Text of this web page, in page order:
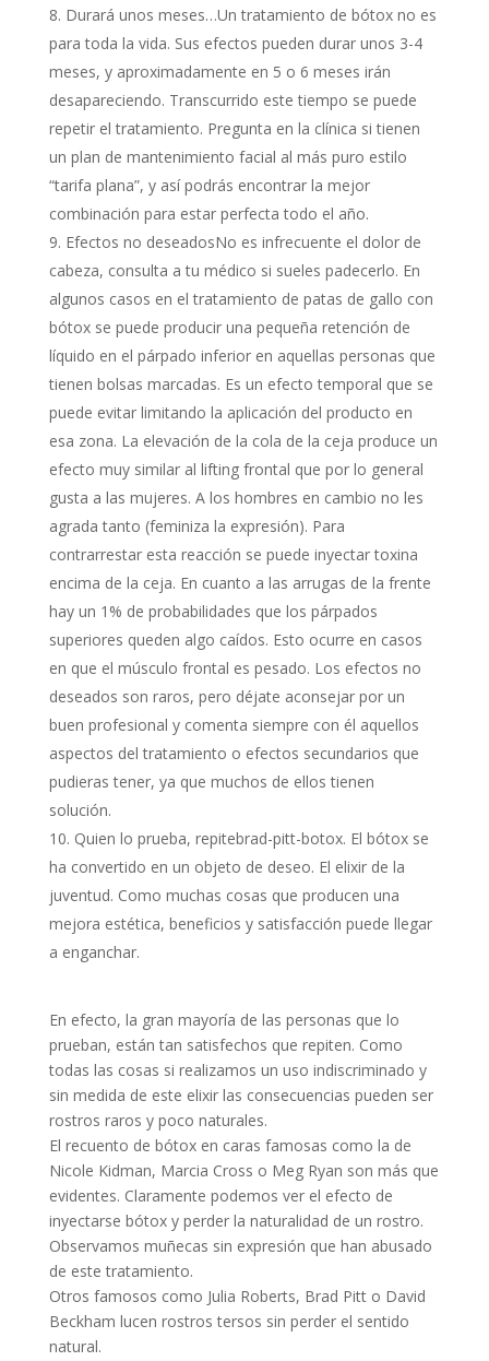
Durará unos meses…Un tratamiento de bótox no es
para toda la vida. Sus efectos pueden durar unos 3-4
meses, y aproximadamente en 5 o 6 meses irán
desapareciendo. Transcurrido este tiempo se puede
repetir el tratamiento. Pregunta en la clínica si tienen
un plan de mantenimiento facial al más puro estilo
“tarifa plana”, y así podrás encontrar la mejor
combinación para estar perfecta todo el año.
Efectos no deseadosNo es infrecuente el dolor de
cabeza, consulta a tu médico si sueles padecerlo. En
algunos casos en el tratamiento de patas de gallo con
bótox se puede producir una pequeña retención de
líquido en el párpado inferior en aquellas personas que
tienen bolsas marcadas. Es un efecto temporal que se
puede evitar limitando la aplicación del producto en
esa zona. La elevación de la cola de la ceja produce un
efecto muy similar al lifting frontal que por lo general
gusta a las mujeres. A los hombres en cambio no les
agrada tanto (feminiza la expresión). Para
contrarrestar esta reacción se puede inyectar toxina
encima de la ceja. En cuanto a las arrugas de la frente
hay un 1% de probabilidades que los párpados
superiores queden algo caídos. Esto ocurre en casos
en que el músculo frontal es pesado. Los efectos no
deseados son raros, pero déjate aconsejar por un
buen profesional y comenta siempre con él aquellos
aspectos del tratamiento o efectos secundarios que
pudieras tener, ya que muchos de ellos tienen
solución.
Quien lo prueba, repitebrad-pitt-botox. El bótox se
ha convertido en un objeto de deseo. El elixir de la
juventud. Como muchas cosas que producen una
mejora estética, beneficios y satisfacción puede llegar
a enganchar.
En efecto, la gran mayoría de las personas que lo
prueban, están tan satisfechos que repiten. Como
todas las cosas si realizamos un uso indiscriminado y
sin medida de este elixir las consecuencias pueden ser
rostros raros y poco naturales.
El recuento de bótox en caras famosas como la de
Nicole Kidman, Marcia Cross o Meg Ryan son más que
evidentes. Claramente podemos ver el efecto de
inyectarse bótox y perder la naturalidad de un rostro.
Observamos muñecas sin expresión que han abusado
de este tratamiento.
Otros famosos como Julia Roberts, Brad Pitt o David
Beckham lucen rostros tersos sin perder el sentido
natural.